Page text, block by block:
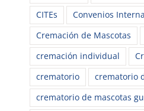
CITEs
Convenios
Cremación de Mascotas
cremación individual
crematorio
crematorio
crematorio de mascotas